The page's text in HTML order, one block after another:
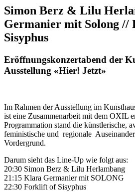
Simon Berz & Lilu
Germanier mit Solong
Sisyphus
Eröffnungskonzertabend der
Ausstellung «Hier! Jetzt»
Im Rahmen der Ausstellung im
ist eine Zusammenarbeit mit dem OXIL
Programmation stand die künstlerische,
feministische und regionale
Vordergrund.
Darum sieht das Line-Up wie folgt aus:
20:30 Simon Berz & Lilu Herlambang
21:15 Klara Germanier mit SOLONG
22:30 Forklift of Sisyphus